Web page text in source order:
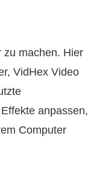
zu machen. Hier
VidHex Video
anpassen,
Computer